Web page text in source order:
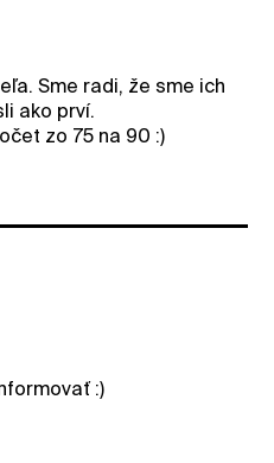
Sme radi, že sme ich
ako prví.
zo 75 na 90 :)
:)